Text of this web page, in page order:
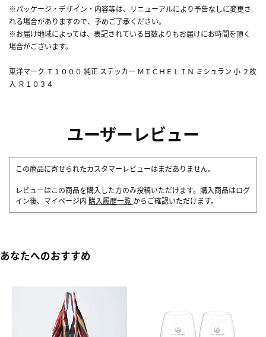
※パッケージ・デザイン・内容等は、リニューアルにより予告なしに変更さ
れる場合がありますので、予めご了承ください。
※お届け地域によっては、表記されている日数よりもお届けにお時間を頂く
場合がございます。
東洋マーク Ｔ１０００ 純正 ステッカー ＭＩＣＨＥＬＩＮ ミシュラン 小 ２枚
入 Ｒ１０３４
ユーザーレビュー
この商品に寄せられたカスタマーレビューはまだありません。
レビューはこの商品を購入した方のみ投稿いただけます。購入商品はログ
イン後、マイページ内 購入履歴一覧 からご確認いただけます。
あなたへのおすすめ